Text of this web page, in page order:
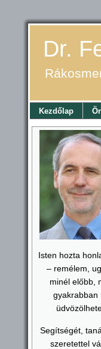
Dr.
Kezdőlap
Isten hozta
– remélem,
minél előbb,
gyakrabban
Segítségét,
szeretettel